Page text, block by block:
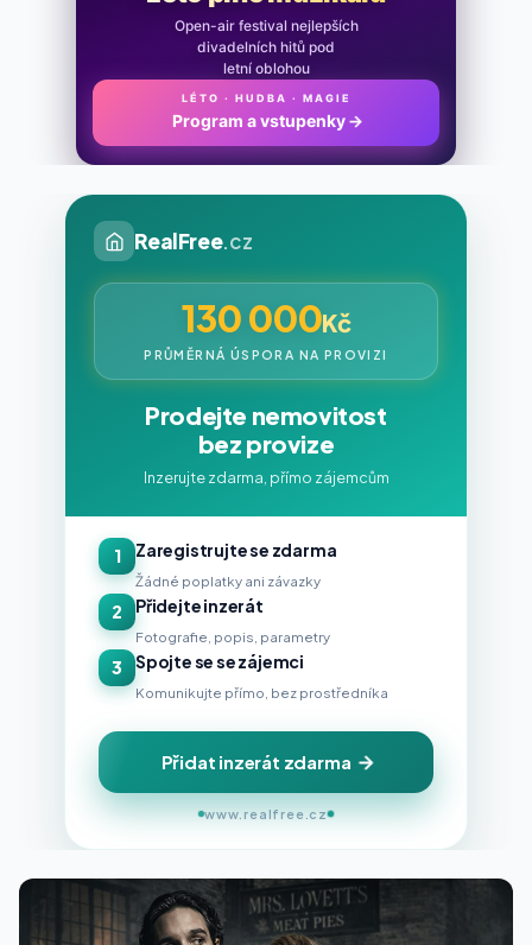
Open-air festival nejlepších
divadelních hitů pod
letní oblohou
LÉTO · HUDBA · MAGIE
Program a vstupenky →
RealFree.cz
130 000Kč
PRŮMĚRNÁ ÚSPORA NA PROVIZI
Prodejte nemovitost
bez provize
Inzerujte zdarma, přímo zájemcům
1 Zaregistrujte se zdarma
Žádné poplatky ani závazky
2 Přidejte inzerát
Fotografie, popis, parametry
3 Spojte se se zájemci
Komunikujte přímo, bez prostředníka
Přidat inzerát zdarma
www.realfree.cz